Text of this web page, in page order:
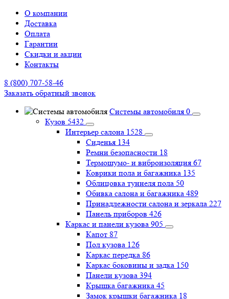
О компании
Доставка
Оплата
Гарантии
Скидки и акции
Контакты
8 (800) 707-58-46
Заказать обратный звонок
Системы автомобиля 0
Кузов 5432
Интерьер салона 1528
Сиденья 134
Ремни безопасности 18
Термошумо- и виброизоляция 67
Коврики пола и багажника 135
Облицовка туннеля пола 50
Обивка салона и багажника 489
Принадлежности салона и зеркала 227
Панель приборов 426
Каркас и панели кузова 905
Капот 87
Пол кузова 126
Каркас передка 86
Каркас боковины и задка 150
Панели кузова 394
Крышка багажника 45
Замок крышки багажника 18